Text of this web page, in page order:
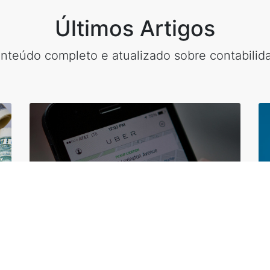
Últimos Artigos
completo e atualizado sobre